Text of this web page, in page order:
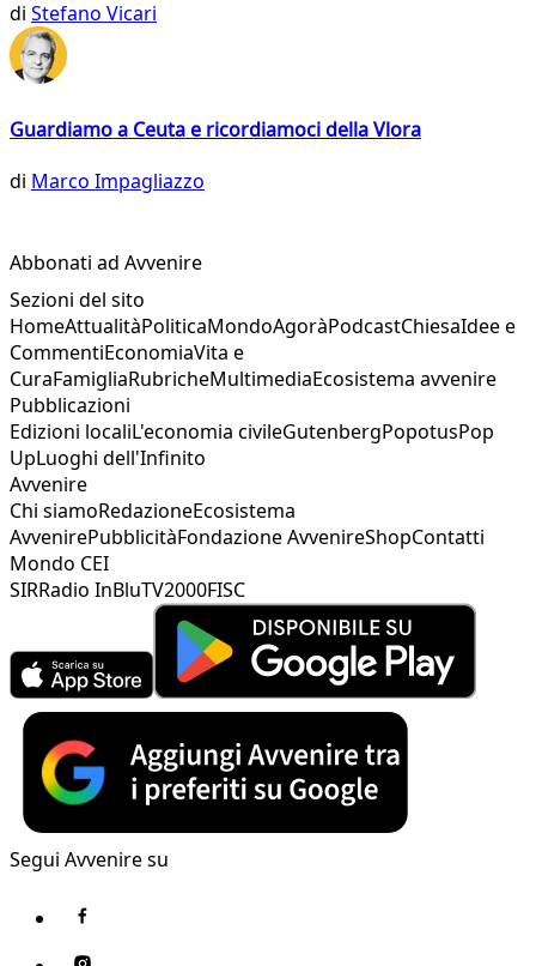
di Stefano Vicari
Guardiamo a Ceuta e ricordiamoci della Vlora
di Marco Impagliazzo
Abbonati ad Avvenire
Sezioni del sito
HomeAttualitàPoliticaMondoAgoràPodcastChiesaIdee e
CommentiEconomiaVita e
CuraFamigliaRubricheMultimediaEcosistema avvenire
Pubblicazioni
Edizioni localiL'economia civileGutenbergPopotusPop
UpLuoghi dell'Infinito
Avvenire
Chi siamoRedazioneEcosistema
AvvenirePubblicitàFondazione AvvenireShopContatti
Mondo CEI
SIRRadio InBluTV2000FISC
Segui Avvenire su